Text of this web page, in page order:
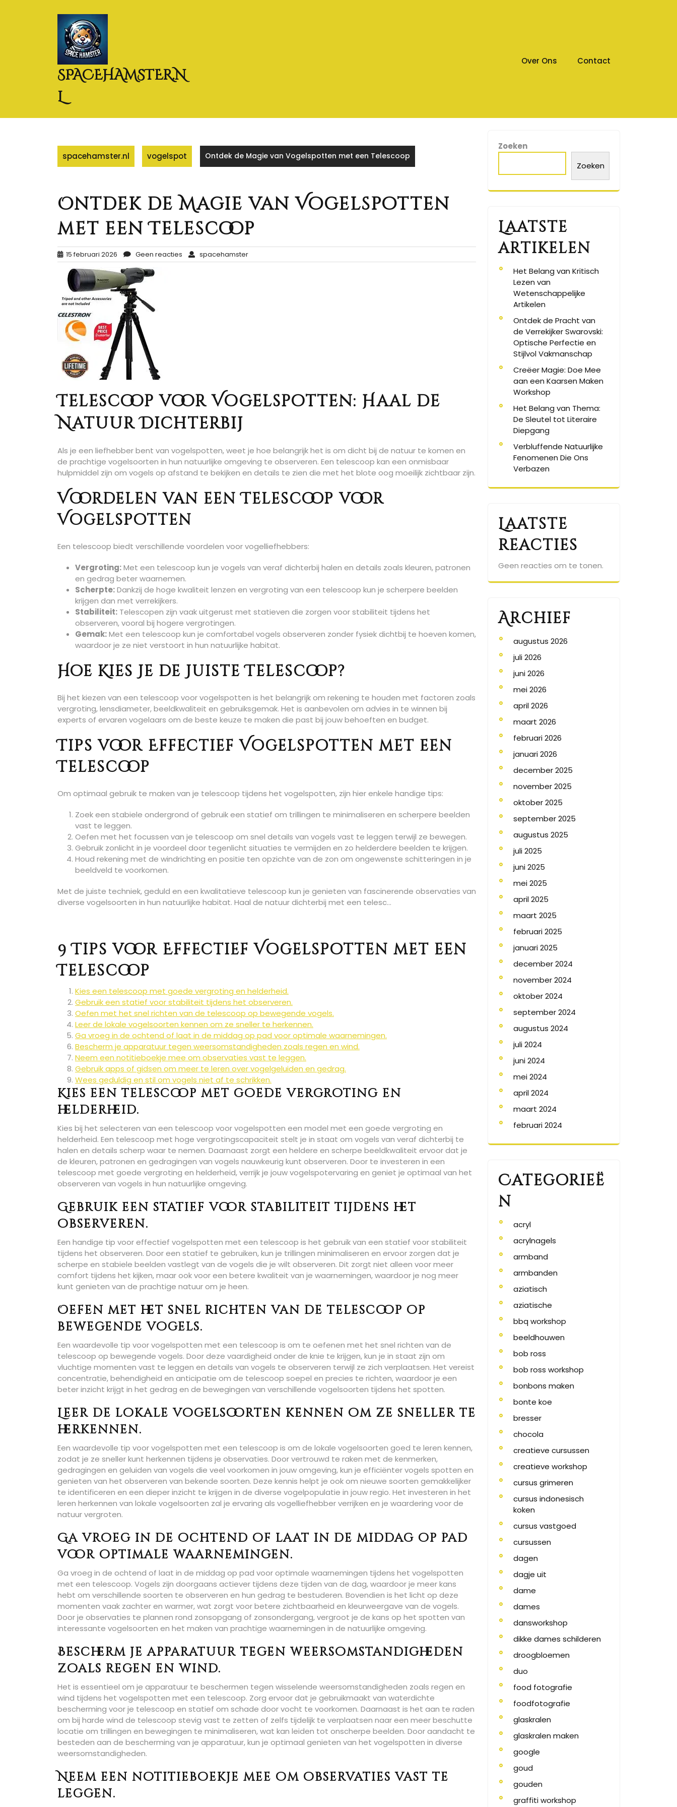
SPACEHAMSTER.N
L
Over Ons Contact
spacehamster.nl vogelspot Ontdek de Magie van Vogelspotten met een Telescoop
Ontdek de Magie van Vogelspotten
met een Telescoop
15 februari 2026 Geen reacties spacehamster
Telescoop voor Vogelspotten: Haal de
Natuur Dichterbij
Als je een liefhebber bent van vogelspotten, weet je hoe belangrijk het is om dicht bij de natuur te komen en
de prachtige vogelsoorten in hun natuurlijke omgeving te observeren. Een telescoop kan een onmisbaar
hulpmiddel zijn om vogels op afstand te bekijken en details te zien die met het blote oog moeilijk zichtbaar zijn.
Voordelen van een Telescoop voor
Vogelspotten
Een telescoop biedt verschillende voordelen voor vogelliefhebbers:
Vergroting:Met een telescoop kun je vogels van veraf dichterbij halen en details zoals kleuren, patronen
en gedrag beter waarnemen.
Scherpte:Dankzij de hoge kwaliteit lenzen en vergroting van een telescoop kun je scherpere beelden
krijgen dan met verrekijkers.
Stabiliteit: Telescopen zijn vaak uitgerust met statieven die zorgen voor stabiliteit tijdens het
observeren, vooral bij hogere vergrotingen.
Gemak:Met een telescoop kun je comfortabel vogels observeren zonder fysiek dichtbij te hoeven komen,
waardoor je ze niet verstoort in hun natuurlijke habitat.
Hoe Kies Je de Juiste Telescoop?
Bij het kiezen van een telescoop voor vogelspotten is het belangrijk om rekening te houden met factoren zoals
vergroting, lensdiameter, beeldkwaliteit en gebruiksgemak. Het is aanbevolen om advies in te winnen bij
experts of ervaren vogelaars om de beste keuze te maken die past bij jouw behoeften en budget.
Tips voor Effectief Vogelspotten met een
Telescoop
Om optimaal gebruik te maken van je telescoop tijdens het vogelspotten, zijn hier enkele handige tips:
Zoek een stabiele ondergrond of gebruik een statief om trillingen te minimaliseren en scherpere beelden
vast te leggen.
Oefen met het focussen van je telescoop om snel details van vogels vast te leggen terwijl ze bewegen.
Gebruik zonlicht in je voordeel door tegenlicht situaties te vermijden en zo helderdere beelden te krijgen.
Houd rekening met de windrichting en positie ten opzichte van de zon om ongewenste schitteringen in je
beeldveld te voorkomen.
Met de juiste techniek, geduld en een kwalitatieve telescoop kun je genieten van fascinerende observaties van
diverse vogelsoorten in hun natuurlijke habitat. Haal de natuur dichterbij met een telesc…
9 Tips voor Effectief Vogelspotten met een
Telescoop
Kies een telescoop met goede vergroting en helderheid.
Gebruik een statief voor stabiliteit tijdens het observeren.
Oefen met het snel richten van de telescoop op bewegende vogels.
Leer de lokale vogelsoorten kennen om ze sneller te herkennen.
Ga vroeg in de ochtend of laat in de middag op pad voor optimale waarnemingen.
Bescherm je apparatuur tegen weersomstandigheden zoals regen en wind.
Neem een notitieboekje mee om observaties vast te leggen.
Gebruik apps of gidsen om meer te leren over vogelgeluiden en gedrag.
Wees geduldig en stil om vogels niet af te schrikken.
Kies een telescoop met goede vergroting en
helderheid.
Kies bij het selecteren van een telescoop voor vogelspotten een model met een goede vergroting en
helderheid. Een telescoop met hoge vergrotingscapaciteit stelt je in staat om vogels van veraf dichterbij te
halen en details scherp waar te nemen. Daarnaast zorgt een heldere en scherpe beeldkwaliteit ervoor dat je
de kleuren, patronen en gedragingen van vogels nauwkeurig kunt observeren. Door te investeren in een
telescoop met goede vergroting en helderheid, verrijk je jouw vogelspotervaring en geniet je optimaal van het
observeren van vogels in hun natuurlijke omgeving.
Gebruik een statief voor stabiliteit tijdens het
observeren.
Een handige tip voor effectief vogelspotten met een telescoop is het gebruik van een statief voor stabiliteit
tijdens het observeren. Door een statief te gebruiken, kun je trillingen minimaliseren en ervoor zorgen dat je
scherpe en stabiele beelden vastlegt van de vogels die je wilt observeren. Dit zorgt niet alleen voor meer
comfort tijdens het kijken, maar ook voor een betere kwaliteit van je waarnemingen, waardoor je nog meer
kunt genieten van de prachtige natuur om je heen.
Oefen met het snel richten van de telescoop op
bewegende vogels.
Een waardevolle tip voor vogelspotten met een telescoop is om te oefenen met het snel richten van de
telescoop op bewegende vogels. Door deze vaardigheid onder de knie te krijgen, kun je in staat zijn om
vluchtige momenten vast te leggen en details van vogels te observeren terwijl ze zich verplaatsen. Het vereist
concentratie, behendigheid en anticipatie om de telescoop soepel en precies te richten, waardoor je een
beter inzicht krijgt in het gedrag en de bewegingen van verschillende vogelsoorten tijdens het spotten.
Leer de lokale vogelsoorten kennen om ze sneller te
herkennen.
Een waardevolle tip voor vogelspotten met een telescoop is om de lokale vogelsoorten goed te leren kennen,
zodat je ze sneller kunt herkennen tijdens je observaties. Door vertrouwd te raken met de kenmerken,
gedragingen en geluiden van vogels die veel voorkomen in jouw omgeving, kun je efficiënter vogels spotten en
genieten van het observeren van bekende soorten. Deze kennis helpt je ook om nieuwe soorten gemakkelijker
te identificeren en een dieper inzicht te krijgen in de diverse vogelpopulatie in jouw regio. Het investeren in het
leren herkennen van lokale vogelsoorten zal je ervaring als vogelliefhebber verrijken en je waardering voor de
natuur vergroten.
Ga vroeg in de ochtend of laat in de middag op pad
voor optimale waarnemingen.
Ga vroeg in de ochtend of laat in de middag op pad voor optimale waarnemingen tijdens het vogelspotten
met een telescoop. Vogels zijn doorgaans actiever tijdens deze tijden van de dag, waardoor je meer kans
hebt om verschillende soorten te observeren en hun gedrag te bestuderen. Bovendien is het licht op deze
momenten vaak zachter en warmer, wat zorgt voor betere zichtbaarheid en kleurweergave van de vogels.
Door je observaties te plannen rond zonsopgang of zonsondergang, vergroot je de kans op het spotten van
interessante vogelsoorten en het maken van prachtige waarnemingen in de natuurlijke omgeving.
Bescherm je apparatuur tegen weersomstandigheden
zoals regen en wind.
Het is essentieel om je apparatuur te beschermen tegen wisselende weersomstandigheden zoals regen en
wind tijdens het vogelspotten met een telescoop. Zorg ervoor dat je gebruikmaakt van waterdichte
bescherming voor je telescoop en statief om schade door vocht te voorkomen. Daarnaast is het aan te raden
om bij harde wind de telescoop stevig vast te zetten of zelfs tijdelijk te verplaatsen naar een meer beschutte
locatie om trillingen en bewegingen te minimaliseren, wat kan leiden tot onscherpe beelden. Door aandacht te
besteden aan de bescherming van je apparatuur, kun je optimaal genieten van het vogelspotten in diverse
weersomstandigheden.
Neem een notitieboekje mee om observaties vast te
leggen.
Zoeken
Zoeken
Laatste
artikelen
Het Belang van Kritisch
Lezen van
Wetenschappelijke
Artikelen
Ontdek de Pracht van
de Verrekijker Swarovski:
Optische Perfectie en
Stijlvol Vakmanschap
Creëer Magie: Doe Mee
aan een Kaarsen Maken
Workshop
Het Belang van Thema:
De Sleutel tot Literaire
Diepgang
Verbluffende Natuurlijke
Fenomenen Die Ons
Verbazen
Laatste
reacties
Geen reacties om te tonen.
Archief
augustus 2026
juli 2026
juni 2026
mei 2026
april 2026
maart 2026
februari 2026
januari 2026
december 2025
november 2025
oktober 2025
september 2025
augustus 2025
juli 2025
juni 2025
mei 2025
april 2025
maart 2025
februari 2025
januari 2025
december 2024
november 2024
oktober 2024
september 2024
augustus 2024
juli 2024
juni 2024
mei 2024
april 2024
maart 2024
februari 2024
Categorieë
n
acryl
acrylnagels
armband
armbanden
aziatisch
aziatische
bbq workshop
beeldhouwen
bob ross
bob ross workshop
bonbons maken
bonte koe
bresser
chocola
creatieve cursussen
creatieve workshop
cursus grimeren
cursus indonesisch
koken
cursus vastgoed
cursussen
dagen
dagje uit
dame
dames
dansworkshop
dikke dames schilderen
droogbloemen
duo
food fotografie
foodfotografie
glaskralen
glaskralen maken
google
goud
gouden
graffiti workshop